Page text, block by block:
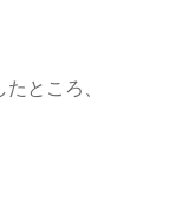
ところ、